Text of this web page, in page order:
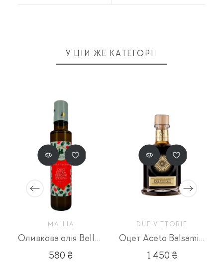
У ЦІЙ ЖЕ КАТЕГОРІЇ
MALLIA
Оливкова олія Bellantonio
580 ₴
DUE VITTORIE
Оцет Aceto Balsamico Famiglia
1 450 ₴